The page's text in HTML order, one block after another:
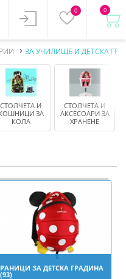
0 0
ЗА УЧИЛИЩЕ И ДЕТСКА
СТОЛЧЕТА И
ЗА
КОЛА
СТОЛЧЕТА И
АКСЕСОАРИ ЗА
ХРАНЕНЕ
РАНИЦИ ЗА ДЕТСКА ГРАДИНА
(93)